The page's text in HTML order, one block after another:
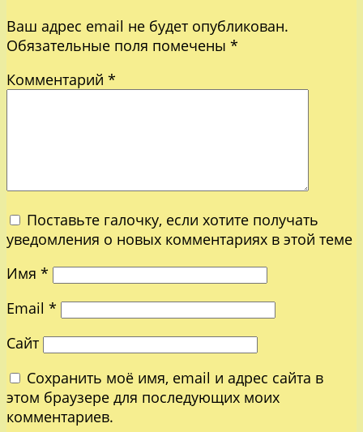
Ваш адрес email не будет опубликован.
Обязательные поля помечены *
Комментарий *
Поставьте галочку, если хотите получать
уведомления о новых комментариях в этой теме
Имя *
Email *
Сайт
Сохранить моё имя, email и адрес сайта в
этом браузере для последующих моих
комментариев.